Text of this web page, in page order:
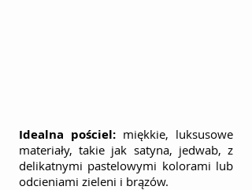
Idealna pościel: miękkie, luksusowe
materiały, takie jak satyna, jedwab, z
delikatnymi pastelowymi kolorami lub
odcieniami zieleni i brązów.